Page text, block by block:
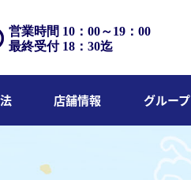
営業時間 10：00～19：00
最終受付 18：30迄
店舗情報 グループ